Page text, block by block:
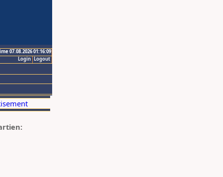
07.08.2026 01:16:09
Logout
Login